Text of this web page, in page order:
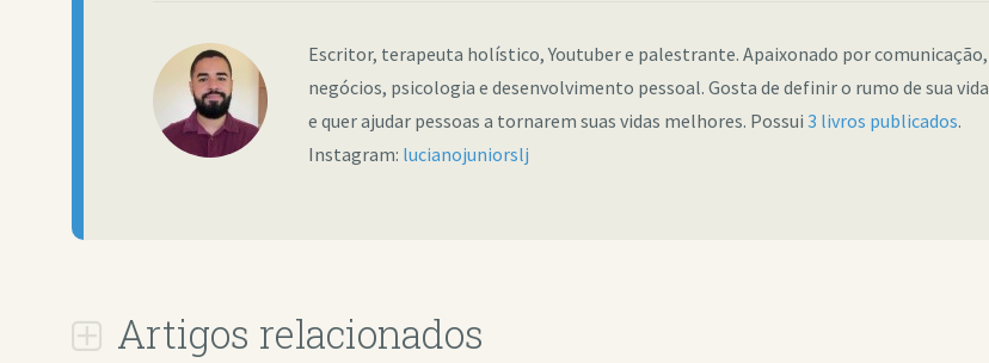
Escritor, terapeuta holístico, Youtuber e palestrante. Apaixonado por comunicação,
negócios, psicologia e desenvolvimento pessoal. Gosta de definir o rumo de sua vida
e quer ajudar pessoas a tornarem suas vidas melhores. Possui 3 livros publicados.
Instagram: lucianojuniorslj
Artigos relacionados